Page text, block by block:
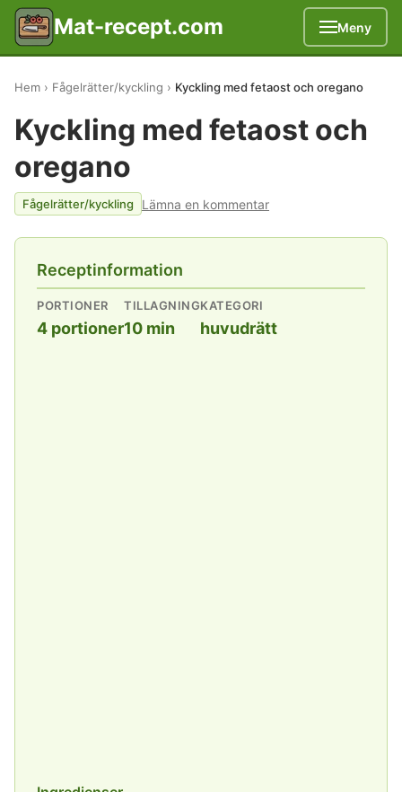
Mat-recept.com Meny
Hem Fågelrätter/kyckling Kyckling med fetaost och oregano
Kyckling med fetaost och
oregano
Fågelrätter/kyckling Lämna en kommentar
Receptinformation
PORTIONER
4 portioner
TILLAGNING
10 min
KATEGORI
huvudrätt